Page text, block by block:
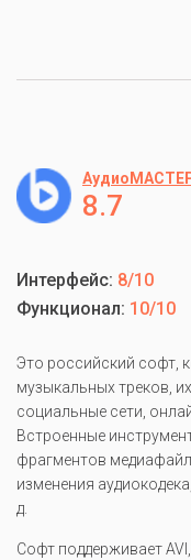
8.7
Интерфейс: 8/10
Функционал: 10/10
Это российский софт,
музыкальных треков,
социальные сети,
Встроенные
фрагментов
изменения
д.
Софт поддерживает AVI,